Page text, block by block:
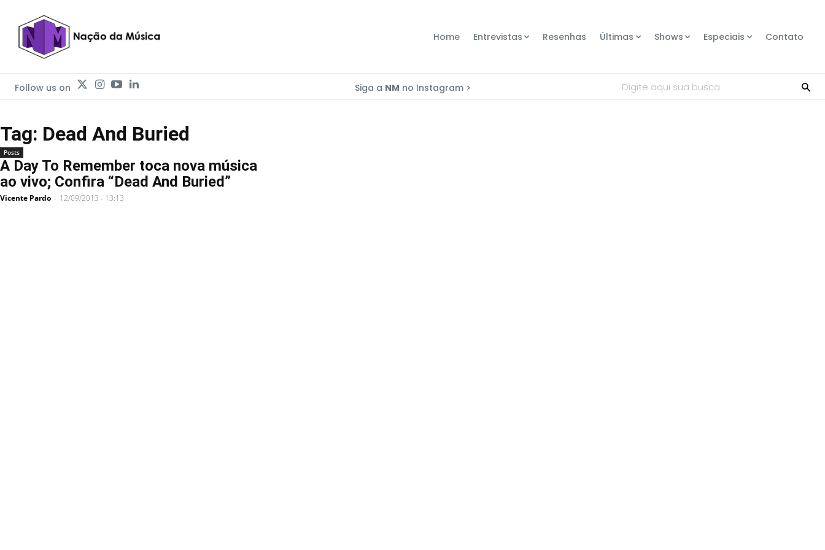
Home Entrevistas Resenhas Últimas Shows Especiais Contato
Follow us on Siga a NM no Instagram > Digite aqui sua busca
Tag: Dead And Buried
Posts
A Day To Remember toca nova música
ao vivo; Confira “Dead And Buried”
Vicente Pardo - 12/09/2013 - 13:13